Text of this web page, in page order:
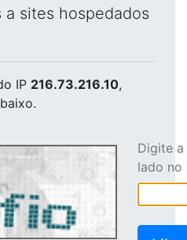
a sites hospedados
IP 216.73.216.10,
Digite
lado no